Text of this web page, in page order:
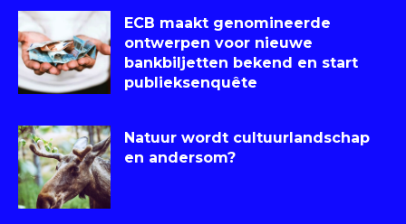
ECB maakt genomineerde
ontwerpen voor nieuwe
bankbiljetten bekend en start
publieksenquête
Natuur wordt cultuurlandschap
en andersom?